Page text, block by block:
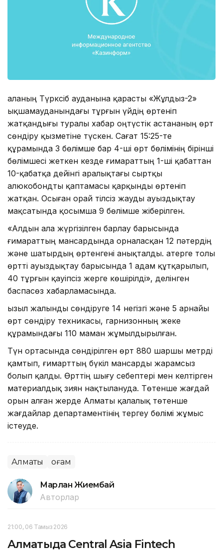
Қаланың Түрксіб ауданына қарасты «Жұлдыз-2»
ықшамауданындағы тұрғын үйдің өртеніп
жатқандығы туралы хабар оңтүстік астананың өрт
сөндіру қызметіне түскен. Сағат 15:25-те
құрамында 3 бөлімше бар 4-ші өрт бөлімінің бірінші
бөлімшесі жеткен кезде ғимараттың 1-ші қабаттан
10-қабатқа дейінгі аралықтағы сыртқы
алюкобондты қаптамасы қарқынды өртеніп
жатқан. Осыған орай тілсіз жауды ауыздықтау
мақсатында қосымша 9 бөлімше жіберілген.
«Алдын ала жүргізілген барлау барысында
ғимараттың мансардында орналасқан 12 пәтердің
және шатырдың өртенгені анықталды. Қатерге толы
өртті ауыздықтау барысында 1 адам құтқарылып,
40 тұрғын қауіпсіз жерге көшірілді», делінген
баспасөз хабарламасында.
Қызыл жалынды сөндіруге 14 негізгі және 5 арнайы
өрт сөндіру техникасы, гарнизонның жеке
құрамындағы 110 маман жұмылдырылған.
Түн ортасында сөндірілген өрт 880 шаршы метрді
қамтып, ғимарттың бүкіл мансарды жарамсыз
болып қалды. Өрттің шығу себептері мен келтірген
материалдық зиян нақтылануда. Төтенше жағдай
орын алған жерде Алматы қалалық төтенше
жағдайлар департаментінің тергеу бөлімі жұмыс
істеуде.
Алматы Қоғам
Марлан Жиембай
Авторлар
21:00, 06 Тамыз 2026
Алматыда Central Asia Fintech